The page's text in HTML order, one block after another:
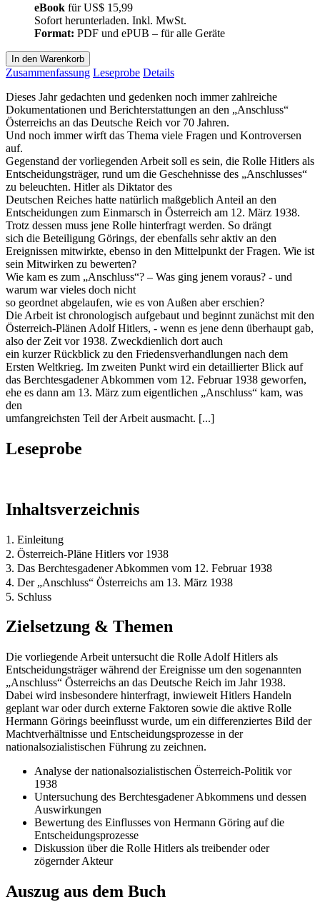
eBook fürUS$ 15,99
Sofort herunterladen. Inkl. MwSt.
Format: PDF und ePUB – für alle Geräte
In den Warenkorb
Zusammenfassung Leseprobe Details
Dieses Jahr gedachten und gedenken noch immer zahlreiche
Dokumentationen und Berichterstattungen an den „Anschluss“
Österreichs an das Deutsche Reich vor 70 Jahren.
Und noch immer wirft das Thema viele Fragen und Kontroversen
auf.
Gegenstand der vorliegenden Arbeit soll es sein, die Rolle Hitlers als
Entscheidungsträger, rund um die Geschehnisse des „Anschlusses“
zu beleuchten. Hitler als Diktator des
Deutschen Reiches hatte natürlich maßgeblich Anteil an den
Entscheidungen zum Einmarsch in Österreich am 12. März 1938.
Trotz dessen muss jene Rolle hinterfragt werden. So drängt
sich die Beteiligung Görings, der ebenfalls sehr aktiv an den
Ereignissen mitwirkte, ebenso in den Mittelpunkt der Fragen. Wie ist
sein Mitwirken zu bewerten?
Wie kam es zum „Anschluss“? – Was ging jenem voraus? - und
warum war vieles doch nicht
so geordnet abgelaufen, wie es von Außen aber erschien?
Die Arbeit ist chronologisch aufgebaut und beginnt zunächst mit den
Österreich-Plänen Adolf Hitlers, - wenn es jene denn überhaupt gab,
also der Zeit vor 1938. Zweckdienlich dort auch
ein kurzer Rückblick zu den Friedensverhandlungen nach dem
Ersten Weltkrieg. Im zweiten Punkt wird ein detaillierter Blick auf
das Berchtesgadener Abkommen vom 12. Februar 1938 geworfen,
ehe es dann am 13. März zum eigentlichen „Anschluss“ kam, was
den
umfangreichsten Teil der Arbeit ausmacht. [...]
Leseprobe
Inhaltsverzeichnis
1. Einleitung
2. Österreich-Pläne Hitlers vor 1938
3. Das Berchtesgadener Abkommen vom 12. Februar 1938
4. Der „Anschluss“ Österreichs am 13. März 1938
5. Schluss
Zielsetzung & Themen
Die vorliegende Arbeit untersucht die Rolle Adolf Hitlers als
Entscheidungsträger während der Ereignisse um den sogenannten
„Anschluss“ Österreichs an das Deutsche Reich im Jahr 1938.
Dabei wird insbesondere hinterfragt, inwieweit Hitlers Handeln
geplant war oder durch externe Faktoren sowie die aktive Rolle
Hermann Görings beeinflusst wurde, um ein differenziertes Bild der
Machtverhältnisse und Entscheidungsprozesse in der
nationalsozialistischen Führung zu zeichnen.
Analyse der nationalsozialistischen Österreich-Politik vor
1938
Untersuchung des Berchtesgadener Abkommens und dessen
Auswirkungen
Bewertung des Einflusses von Hermann Göring auf die
Entscheidungsprozesse
Diskussion über die Rolle Hitlers als treibender oder
zögernder Akteur
Auszug aus dem Buch